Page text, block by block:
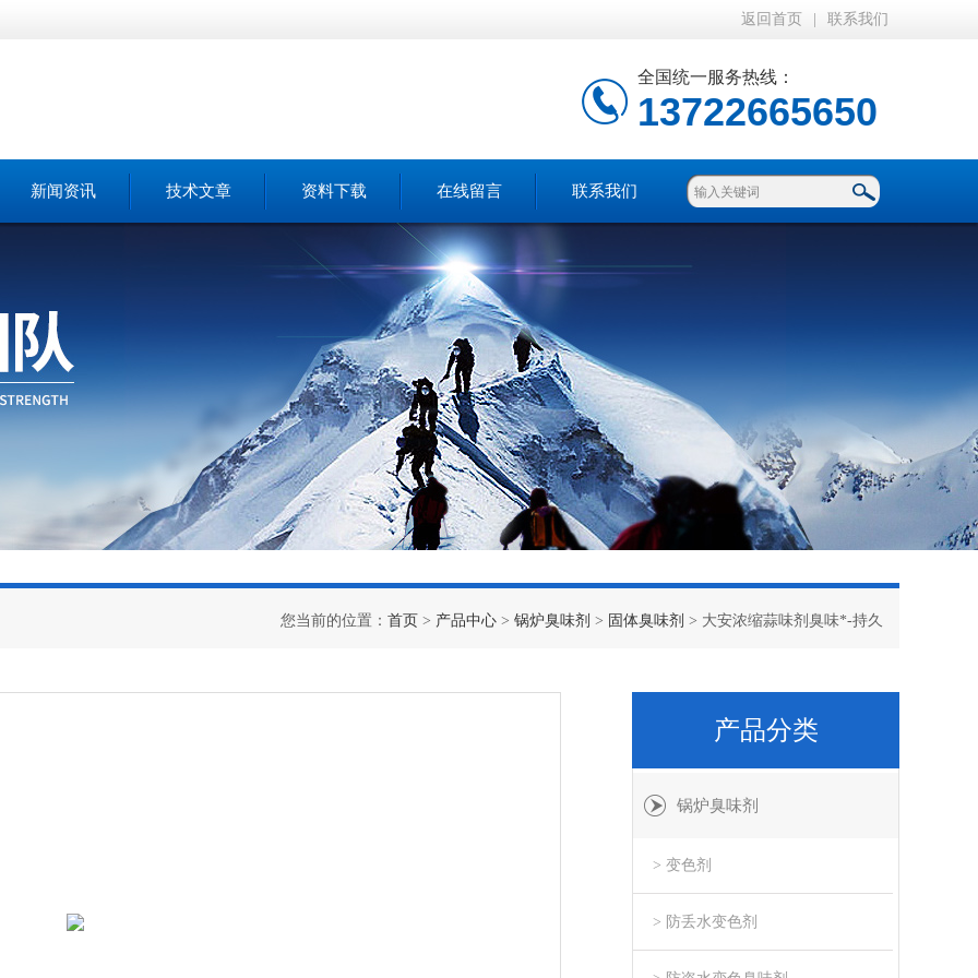
返回首页 联系我们
全国统一服务热线：
13722665650
新闻资讯 技术文章 资料下载 在线留言 联系我们
您当前的位置： 首页 > 产品中心 > 锅炉臭味剂 > 固体臭味剂 > 大安浓缩蒜味剂臭味*-持久
产品分类
锅炉臭味剂
> 变色剂
> 防丢水变色剂